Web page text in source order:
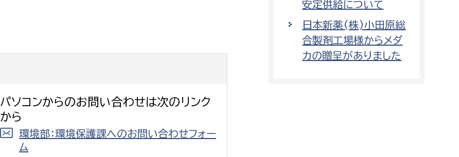
パソコンからのお問い合わせは次のリンク
から
環境部：環境保護課へのお問い合わせフォー
ム
安定供給について
日本新薬(株)小田原総
合製剤工場様からメダ
カの贈呈がありました